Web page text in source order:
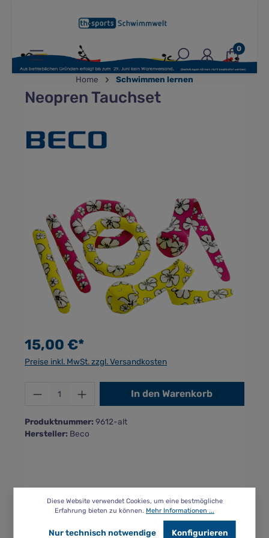
0
Home Schwimmen lernen
Neopren Tauchset
15,00 €*
Preise inkl. MwSt. zzgl. Versandkosten
Produkt Anzahl: Gib den gewünschten
In den Warenkorb
Produktnummer: 9612-alt
Hersteller: Beco
Beschreibung
Tauchspaß mit Blumendesign in leuchtenden
Diese Website verwendet Cookies, um eine bestmögliche
Erfahrung bieten zu können. Mehr Informationen ...
Nur technisch notwendige Konfigurieren